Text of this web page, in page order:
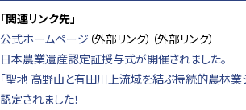
「関連リンク先」
公式ホームページ （外部リンク）（外部リンク）
日本農業遺産認定証授与式が開催されました。
「聖地 高野山と有田川上流域を結ぶ持続的農林業
認定されました！